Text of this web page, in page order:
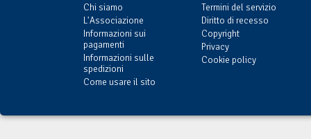
Chi siamo
L'Associazione
Informazioni sui
pagamenti
Informazioni sulle
spedizioni
Come usare il sito
Termini del servizio
Diritto di recesso
Copyright
Privacy
Cookie policy